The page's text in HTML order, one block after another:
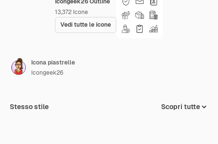
13,372 Icone
Vedi tutte le icone
Icona piastrelle
Icongeek26
Stesso stile Scopri tutte